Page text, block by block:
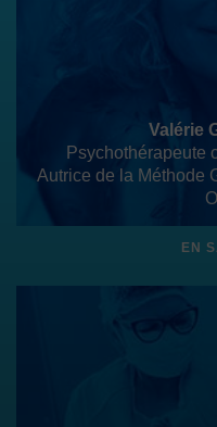
Valérie
Psychothérapeute
Autrice de la Méthode
EN